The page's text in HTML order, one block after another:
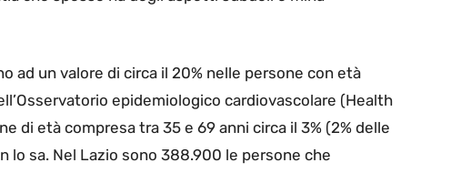
ad un valore di circa il 20% nelle persone con età
epidemiologico cardiovascolare (Health
di età compresa tra 35 e 69 anni circa il 3% (2% delle
lo sa. Nel Lazio sono 388.900 le persone che